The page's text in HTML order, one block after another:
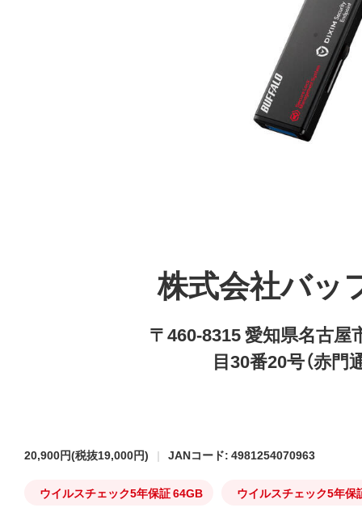
株式会社バッ
〒460-8315 愛知県名古屋
目30番20号（赤門
20,900円(税抜19,000円) JANコード: 4981254070963
ウイルスチェック5年保証 64GB ウイルスチェック5年保